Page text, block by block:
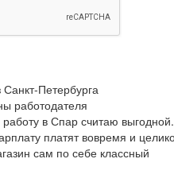
Санкт-Петербурга
работодателя
в Спар считаю
платят вовремя и
сам по себе классный